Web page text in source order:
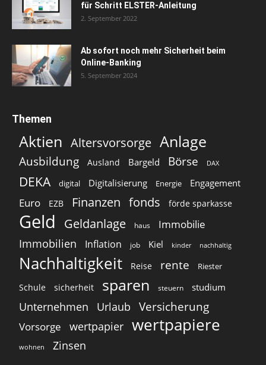
für Schritt ELSTER-Anleitung
2. September 2022
Ab sofort noch mehr Sicherheit beim
Online-Banking
5. September 2024
Themen
Aktien Altersvorsorge Anlage
Ausbildung Ausland Bargeld Börse DAX
DEKA digital Digitalisierung Energie Engagement
Euro EZB Finanzen fonds förde sparkasse
Geld Geldanlage haus Immobilie
Immobilien Inflation job Kiel kinder nachhaltig
Nachhaltigkeit Reise rente Riester
Schule sicherheit sparen steuern studium
Unternehmen Urlaub Versicherung
Vorsorge wertpapier wertpapiere
wohnen Zinsen